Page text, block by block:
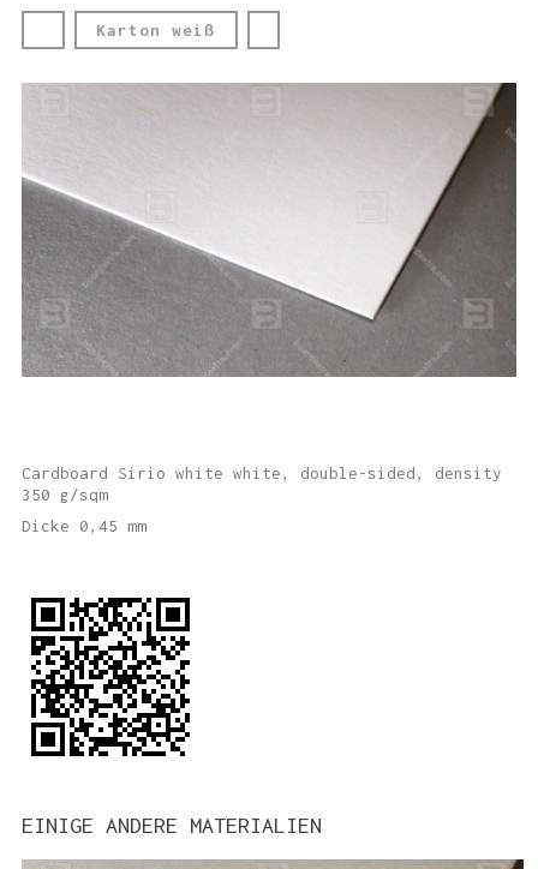
Karton weiß
Cardboard Sirio white white, double-sided, density
350 g/sqm
Dicke 0,45 mm
EINIGE ANDERE MATERIALIEN